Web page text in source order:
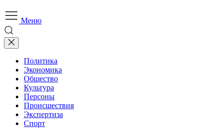
Меню
Политика
Экономика
Общество
Культура
Персоны
Происшествия
Экспертиза
Спорт